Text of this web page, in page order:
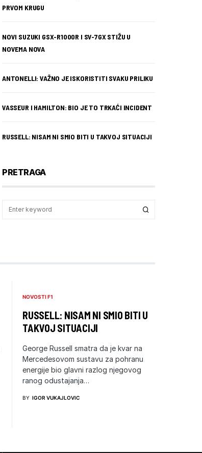
PRVOM KRUGU
NOVI SUZUKI GSX-R1000R I SV-7GX STIŽU U
NOVEMA NOVA
ANTONELLI: VAŽNO JE ISKORISTITI SVAKU PRILIKU
VASSEUR I HAMILTON: BIO JE TO TRKAĆI INCIDENT
RUSSELL: NISAM NI SMIO BITI U TAKVOJ SITUACIJI
PRETRAGA
NOVOSTI F1
RUSSELL: NISAM NI SMIO BITI U
TAKVOJ SITUACIJI
George Russell smatra da je kvar na
Mercedesovom sustavu za pohranu
energije bio glavni razlog njegovog
ranog odustajanja…
BY IGOR VUKAJLOVIC